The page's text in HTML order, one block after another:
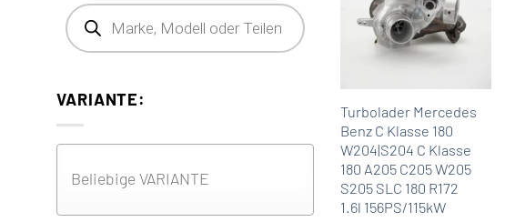
Products search
VARIANTE:
Turbolader Mercedes
Benz C Klasse 180
W204|S204 C Klasse
180 A205 C205 W205
S205 SLC 180 R172
1.6l 156PS/115kW